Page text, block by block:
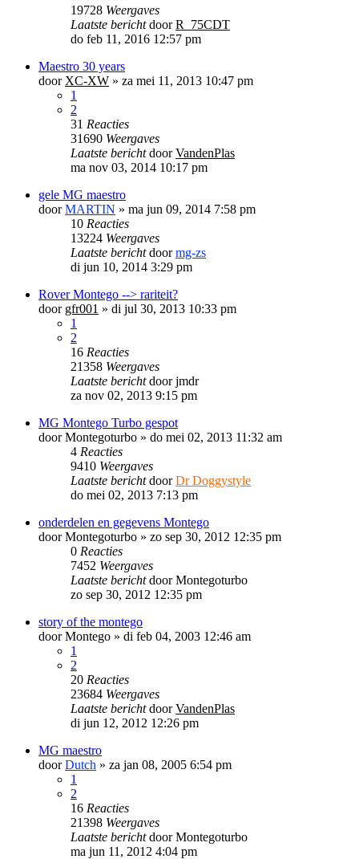
19728 Weergaves
Laatste berichtdoorR_75CDT
do feb 11, 2016 12:57 pm
Maestro 30 years
door XC-XW » za mei 11, 2013 10:47 pm
1
2
31 Reacties
31690 Weergaves
Laatste berichtdoorVandenPlas
ma nov 03, 2014 10:17 pm
gele MG maestro
doorMARTIN » ma jun 09, 2014 7:58 pm
10 Reacties
13224 Weergaves
Laatste berichtdoormg-zs
di jun 10, 2014 3:29 pm
Rover Montego --> rariteit?
door gfr001 » di jul 30, 2013 10:33 pm
1
2
16 Reacties
21358 Weergaves
Laatste berichtdoorjmdr
za nov 02, 2013 9:15 pm
MG Montego Turbo gespot
doorMontegoturbo » do mei 02, 2013 11:32 am
4 Reacties
9410 Weergaves
Laatste berichtdoorDr Doggystyle
do mei 02, 2013 7:13 pm
onderdelen en gegevens Montego
doorMontegoturbo » zo sep 30, 2012 12:35 pm
0 Reacties
7452 Weergaves
Laatste berichtdoorMontegoturbo
zo sep 30, 2012 12:35 pm
story of the montego
doorMontego » di feb 04, 2003 12:46 am
1
2
20 Reacties
23684 Weergaves
Laatste berichtdoorVandenPlas
di jun 12, 2012 12:26 pm
MG maestro
doorDutch » za jan 08, 2005 6:54 pm
1
2
16 Reacties
21398 Weergaves
Laatste berichtdoorMontegoturbo
ma jun 11, 2012 4:04 pm